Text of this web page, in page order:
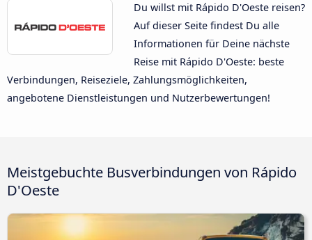
Du willst mit Rápido D'Oeste reisen?
Auf dieser Seite findest Du alle
Informationen für Deine nächste
Reise mit Rápido D'Oeste: beste
Verbindungen, Reiseziele, Zahlungsmöglichkeiten,
angebotene Dienstleistungen und Nutzerbewertungen!
Meistgebuchte Busverbindungen von Rápido
D'Oeste